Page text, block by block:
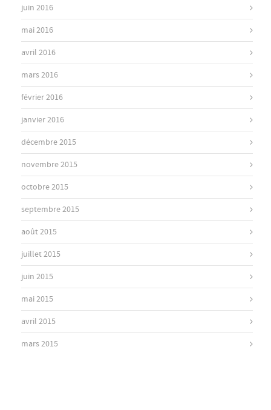
juin 2016
mai 2016
avril 2016
mars 2016
février 2016
janvier 2016
décembre 2015
novembre 2015
octobre 2015
septembre 2015
août 2015
juillet 2015
juin 2015
mai 2015
avril 2015
mars 2015